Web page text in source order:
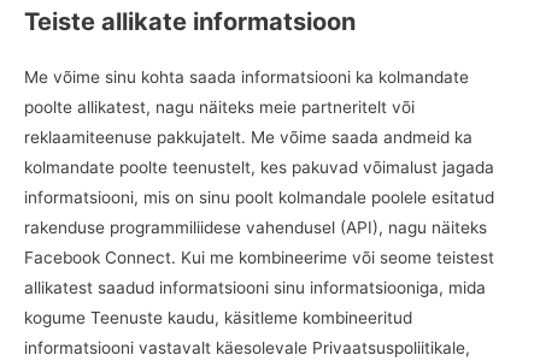
Teiste allikate informatsioon
Me võime sinu kohta saada informatsiooni ka kolmandate
poolte allikatest, nagu näiteks meie partneritelt või
reklaamiteenuse pakkujatelt. Me võime saada andmeid ka
kolmandate poolte teenustelt, kes pakuvad võimalust jagada
informatsiooni, mis on sinu poolt kolmandale poolele esitatud
rakenduse programmiliidese vahendusel (API), nagu näiteks
Facebook Connect. Kui me kombineerime või seome teistest
allikatest saadud informatsiooni sinu informatsiooniga, mida
kogume Teenuste kaudu, käsitleme kombineeritud
informatsiooni vastavalt käesolevale Privaatsuspoliitikale,